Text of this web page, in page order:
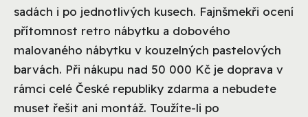
sadách i po jednotlivých kusech. Fajnšmekři ocení
přítomnost retro nábytku a dobového
malovaného nábytku v kouzelných pastelových
barvách. Při nákupu nad 50 000 Kč je doprava v
rámci celé České republiky zdarma a nebudete
muset řešit ani montáž. Toužíte-li po